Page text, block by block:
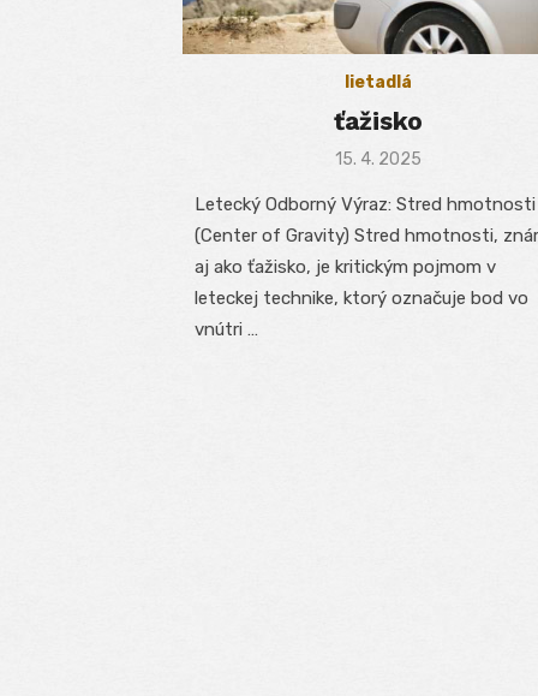
lietadlá
ťažisko
Posted
15. 4. 2025
Letecký Odborný Výraz: Stred hmotnosti
(Center of Gravity) Stred hmotnosti,
aj ako ťažisko, je kritickým pojmom v
leteckej technike, ktorý označuje bod vo
vnútri …